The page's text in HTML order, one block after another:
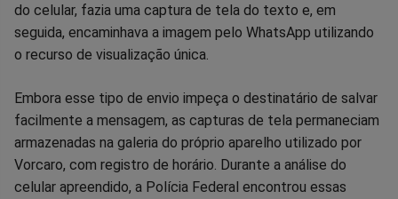
do celular, fazia uma captura de tela do texto e, em
seguida, encaminhava a imagem pelo WhatsApp utilizando
o recurso de visualização única.
Embora esse tipo de envio impeça o destinatário de salvar
facilmente a mensagem, as capturas de tela permaneciam
armazenadas na galeria do próprio aparelho utilizado por
Vorcaro, com registro de horário. Durante a análise do
celular apreendido, a Polícia Federal encontrou essas